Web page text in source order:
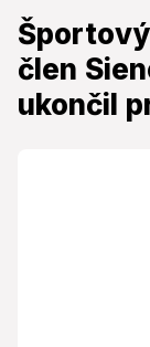
člen
ukončil
Športový
Siene
pred